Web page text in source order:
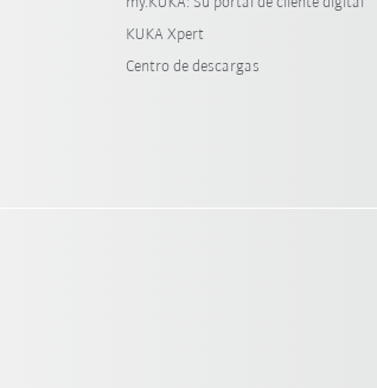
KUKA Xpert
Centro de descargas